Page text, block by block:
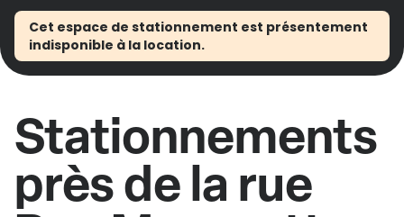
Cet espace de stationnement est présentement
indisponible à la location.
Stationnements
près de la rue